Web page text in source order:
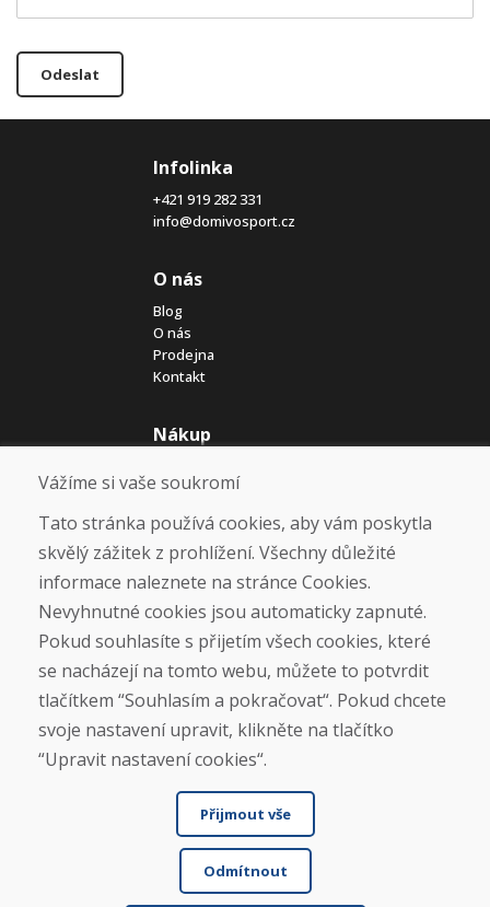
Odeslat
Infolinka
+421 919 282 331
info@domivosport.cz
O nás
Blog
O nás
Prodejna
Kontakt
Nákup
Jak posíláme elektrokola
Doprava
Platba
Reklamace
Ochrana osobních údajů
Cookies
Sociální sítě
Vážíme si vaše soukromí
Tato stránka používá cookies, aby vám poskytla
skvělý zážitek z prohlížení. Všechny důležité
informace naleznete na stránce Cookies.
Nevyhnutné cookies jsou automaticky zapnuté.
Pokud souhlasíte s přijetím všech cookies, které
se nacházejí na tomto webu, můžete to potvrdit
tlačítkem “Souhlasím a pokračovat“. Pokud chcete
svoje nastavení upravit, klikněte na tlačítko
“Upravit nastavení cookies“.
Přijmout vše
Odmítnout